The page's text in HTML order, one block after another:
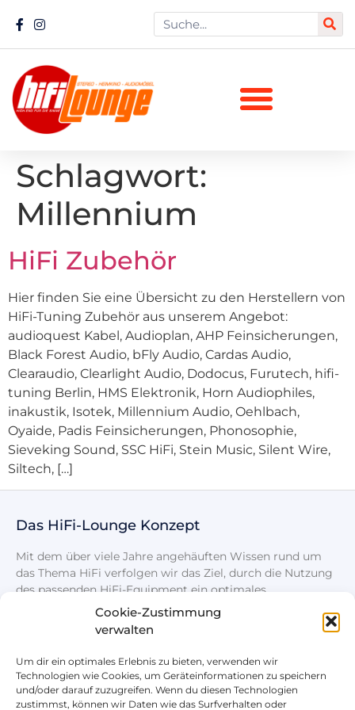
Cookie-Zustimmung
verwalten
Um dir ein optimales Erlebnis zu bieten, verwenden wir
Technologien wie Cookies, um Geräteinformationen zu speichern
und/oder darauf zuzugreifen. Wenn du diesen Technologien
zustimmst, können wir Daten wie das Surfverhalten oder
Schlagwort:
Millennium
HiFi Zubehör
Hier finden Sie eine Übersicht zu den Herstellern von
HiFi-Tuning Zubehör aus unserem Angebot:
audioquest Kabel, Audioplan, AHP Feinsicherungen,
Black Forest Audio, bFly Audio, Cardas Audio,
Clearaudio, Clearlight Audio, Dodocus, Furutech, hifi-
tuning Berlin, HMS Elektronik, Horn Audiophiles,
inakustik, Isotek, Millennium Audio, Oehlbach,
Oyaide, Padis Feinsicherungen, Phonosophie,
Sieveking Sound, SSC HiFi, Stein Music, Silent Wire,
Siltech, […]
Das HiFi-Lounge Konzept
Mit dem über viele Jahre angehäuften Wissen rund um
das Thema HiFi verfolgen wir das Ziel, durch die Nutzung
des passenden HiFi-Equipment ein optimales
Klangerlebnis zu schaffen.